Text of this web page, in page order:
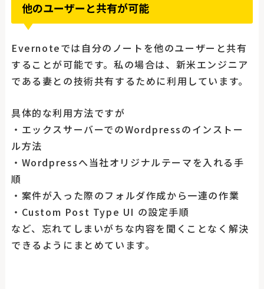
他のユーザーと共有が可能
Evernoteでは自分のノートを他のユーザーと共有
することが可能です。私の場合は、新米エンジニア
である妻との技術共有するために利用しています。
具体的な利用方法ですが
・エックスサーバーでのWordpressのインストー
ル方法
・Wordpressへ当社オリジナルテーマを入れる手
順
・案件が入った際のフォルダ作成から一連の作業
・Custom Post Type UI の設定手順
など、忘れてしまいがちな内容を聞くことなく解決
できるようにまとめています。